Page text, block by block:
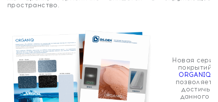
пространство.
Новая серия
покрытий
ORGANIQ
позволяет
достичь
данного